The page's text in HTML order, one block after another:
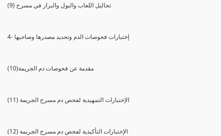
(9) تحاليل اللعاب والبول والبراز في مسرح
4- إختبارات فحوصات الدم وتحديد مصدرها وصاحبها
(10)مقدمة عن فحوصات دم الجريمة
(11) الإختبارات التمهيدية لفحص دم مسرح الجريمة
(12) الإختبارات التأكيدية لفحص دم مسرح الجريمة